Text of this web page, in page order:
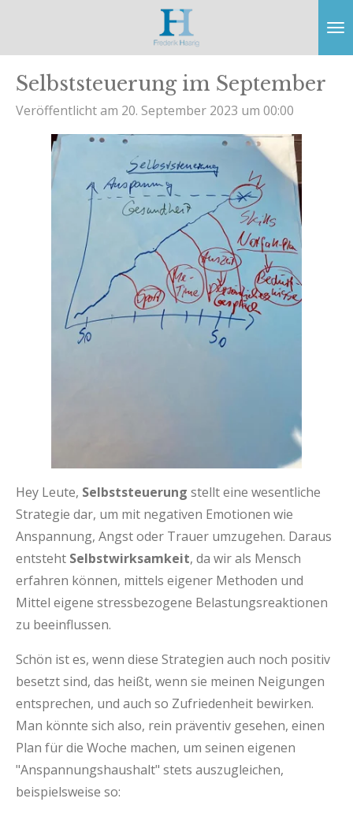
Selbststeuerung im September
Veröffentlicht am 20. September 2023 um 00:00
Hey Leute, Selbststeuerung stellt eine wesentliche
Strategie dar, um mit negativen Emotionen wie
Anspannung, Angst oder Trauer umzugehen. Daraus
entsteht Selbstwirksamkeit, da wir als Mensch
erfahren können, mittels eigener Methoden und
Mittel eigene stressbezogene Belastungsreaktionen
zu beeinflussen.
Schön ist es, wenn diese Strategien auch noch positiv
besetzt sind, das heißt, wenn sie meinen Neigungen
entsprechen, und auch so Zufriedenheit bewirken.
Man könnte sich also, rein präventiv gesehen, einen
Plan für die Woche machen, um seinen eigenen
"Anspannungshaushalt" stets auszugleichen,
beispielsweise so: